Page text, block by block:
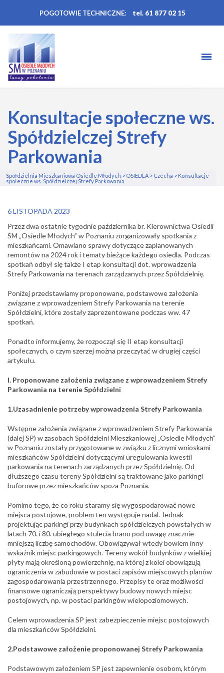
POGOTOWIE TECHNICZNE: tel. 61 877 02 15
Konsultacje społeczne ws.
Spółdzielczej Strefy
Parkowania
Spółdzielnia Mieszkaniowa Osiedle Młodych > OSIEDLA > Czecha > Konsultacje
społeczne ws. Spółdzielczej Strefy Parkowania
6 LISTOPADA 2023
Przez dwa ostatnie tygodnie października br. Kierownictwa Osiedli
SM „Osiedle Młodych” w Poznaniu zorganizowały spotkania z
mieszkańcami. Omawiano sprawy dotyczące zaplanowanych
remontów na 2024 rok i tematy bieżące każdego osiedla. Podczas
spotkań odbył się także I etap konsultacji dot. wprowadzenia
Strefy Parkowania na terenach zarządzanych przez Spółdzielnię.
Poniżej przedstawiamy proponowane, podstawowe założenia
związane z wprowadzeniem Strefy Parkowania na terenie
Spółdzielni, które zostały zaprezentowane podczas ww. 47
spotkań.
Ponadto informujemy, że rozpoczął się II etap konsultacji
społecznych, o czym szerzej można przeczytać w drugiej części
artykułu.
I. Proponowane założenia związane z wprowadzeniem Strefy
Parkowania na terenie Spółdzielni
1.Uzasadnienie potrzeby wprowadzenia Strefy Parkowania
Wstępne założenia związane z wprowadzeniem Strefy Parkowania
(dalej SP) w zasobach Spółdzielni Mieszkaniowej „Osiedle Młodych”
w Poznaniu zostały przygotowane w związku z licznymi wnioskami
mieszkańców Spółdzielni dotyczącymi uregulowania kwestii
parkowania na terenach zarządzanych przez Spółdzielnię. Od
dłuższego czasu tereny Spółdzielni są traktowane jako parkingi
buforowe przez mieszkańców spoza Poznania.
Pomimo tego, że co roku staramy się wygospodarować nowe
miejsca postojowe, problem ten występuje nadal. Jednak
projektując parkingi przy budynkach spółdzielczych powstałych w
latach 70. i 80. ubiegłego stulecia brano pod uwagę znacznie
mniejszą liczbę samochodów. Obowiązywał wtedy bowiem inny
wskaźnik miejsc parkingowych. Tereny wokół budynków z wielkiej
płyty mają określoną powierzchnię, na której z kolei obowiązują
ograniczenia w zabudowie w postaci zapisów miejscowych planów
zagospodarowania przestrzennego. Przepisy te oraz możliwości
finansowe ograniczają perspektywy budowy nowych miejsc
postojowych, np. w postaci parkingów wielopoziomowych.
Celem wprowadzenia SP jest zabezpieczenie miejsc postojowych
dla mieszkańców Spółdzielni.
2.Podstawowe założenie proponowanej Strefy Parkowania
Podstawowym założeniem SP jest zapewnienie osobom, którym